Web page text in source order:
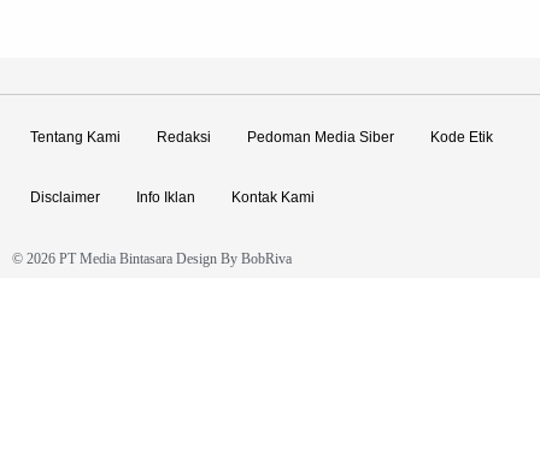
© 2026 PT Media Bintasara Design By BobRiva
Tentang Kami Redaksi Pedoman Media Siber Kode Etik
Disclaimer Info Iklan Kontak Kami